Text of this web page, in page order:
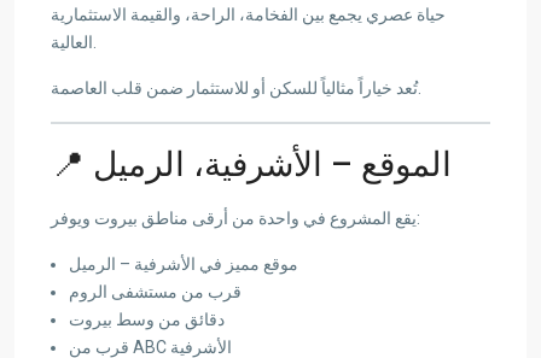
حياة عصري يجمع بين الفخامة، الراحة، والقيمة الاستثمارية
تُعد خياراً مثالياً للسكن أو للاستثمار ضمن قلب العاصمة.
📍 الموقع – الأشرفية، الرميل
يقع المشروع في واحدة من أرقى مناطق بيروت ويوفر:
موقع مميز في الأشرفية – الرميل
قرب من مستشفى الروم
دقائق من وسط بيروت
قرب من ABC الأشرفية